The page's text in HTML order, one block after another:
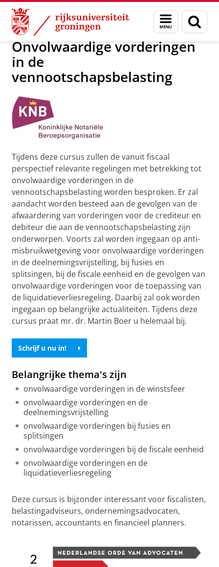
Skip
Content
Skip
Navigation
Menu
en
zoeken
Over ons Postacademisch Onderwijs
Onvolwaardige vorderingen
in de
vennootschapsbelasting
Tijdens deze cursus zullen de vanuit fiscaal
perspectief relevante regelingen met betrekking tot
onvolwaardige vorderingen in de
vennootschapsbelasting worden besproken. Er zal
aandacht worden besteed aan de gevolgen van de
afwaardering van vorderingen voor de crediteur en
debiteur die aan de vennootschapsbelasting zijn
onderworpen. Voorts zal worden ingegaan op anti-
misbruikwetgeving voor onvolwaardige vorderingen
in de deelnemingsvrijstelling, bij fusies en
splitsingen, bij de fiscale eenheid en de gevolgen van
onvolwaardige vorderingen voor de toepassing van
de liquidatieverliesregeling. Daarbij zal ook worden
ingegaan op belangrijke actualiteiten. Tijdens deze
cursus praat mr. dr. Martin Boer u helemaal bij.
Schrijf u nu in!
Belangrijke thema's zijn
onvolwaardige vorderingen in de winstsfeer
onvolwaardige vorderingen en de
deelnemingsvrijstelling
onvolwaardige vorderingen bij fusies en
splitsingen
onvolwaardige vorderingen bij de fiscale eenheid
onvolwaardige vorderingen en de
liquidatieverliesregeling
Deze cursus is bijzonder interessant voor fiscalisten,
belastingadviseurs, ondernemingsadvocaten,
notarissen, accountants en financieel planners.